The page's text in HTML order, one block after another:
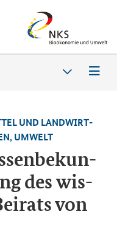
UND LAND­WIRT­
UM­WELT
des wis­
von